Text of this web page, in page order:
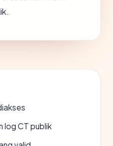
log CT publik